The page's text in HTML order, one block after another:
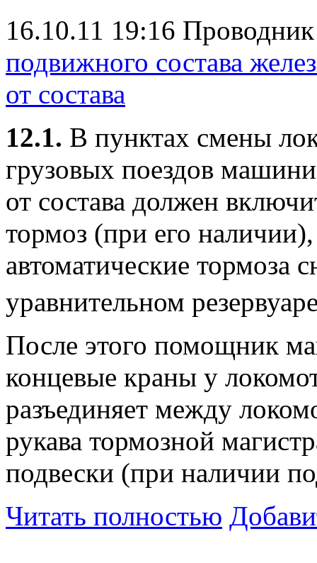
16.10.11 19:16
подвижного состава
от состава
12.1. В пунктах смены
грузовых поездов
от состава должен
тормоз (при его
автоматические тормоза
уравнительном
После этого помощник
концевые краны у
разъединяет между
рукава тормозной
подвески (при наличии
Читать полностью